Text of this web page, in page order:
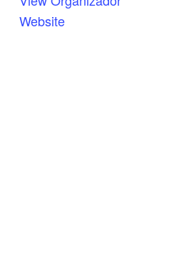
Website